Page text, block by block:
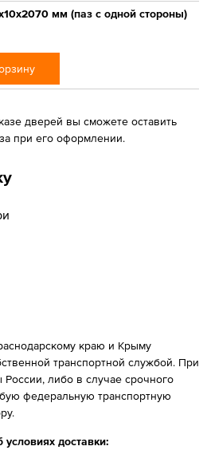
мм (паз с одной стороны)
дверей вы сможете оставить
при его оформлении.
краю и Крыму
транспортной службой. При
либо в случае срочного
федеральную транспортную
доставки: